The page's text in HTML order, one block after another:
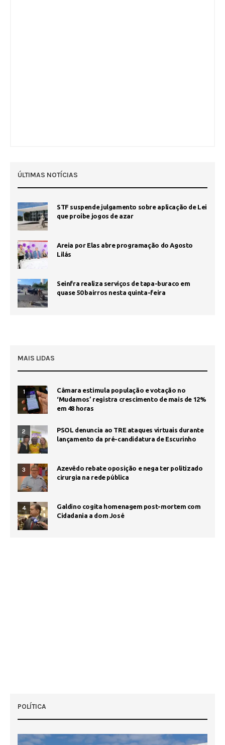
ÚLTIMAS NOTÍCIAS
STF suspende julgamento sobre aplicação de Lei
que proíbe jogos de azar
Areia por Elas abre programação do Agosto
Lilás
Seinfra realiza serviços de tapa-buraco em
quase 50 bairros nesta quinta-feira
MAIS LIDAS
1
Câmara estimula população e votação no
‘Mudamos’ registra crescimento de mais de 12%
em 48 horas
2
PSOL denuncia ao TRE ataques virtuais durante
lançamento da pré-candidatura de Escurinho
3
Azevêdo rebate oposição e nega ter politizado
cirurgia na rede pública
4
Galdino cogita homenagem post-mortem com
Cidadania a dom José
POLÍTICA